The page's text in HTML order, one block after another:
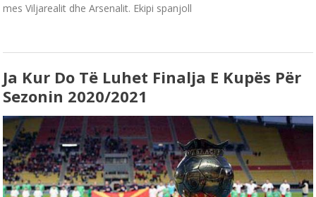
mes Viljarealit dhe Arsenalit. Ekipi spanjoll
Ja Kur Do Të Luhet Finalja E Kupës Për
Sezonin 2020/2021